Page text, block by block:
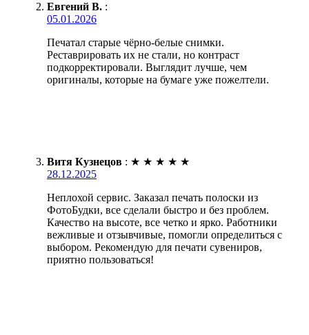
Евгений В. :
05.01.2026
Печатал старые чёрно-белые снимки.
Реставрировать их не стали, но контраст
подкорректировали. Выглядит лучше, чем
оригиналы, которые на бумаге уже пожелтели.
Витя Кузнецов : ★ ★ ★ ★ ★
28.12.2025
Неплохой сервис. Заказал печать полоски из
ФотоБудки, все сделали быстро и без проблем.
Качество на высоте, все четко и ярко. Работники
вежливые и отзывчивые, помогли определиться с
выбором. Рекомендую для печати сувениров,
приятно пользоваться!